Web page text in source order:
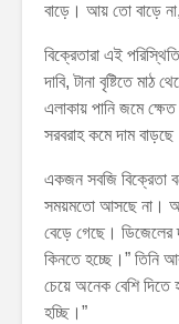
বাড়ে। আয় তো বাড়ে
বিক্রেতারা এই
দাবি, টানা বৃষ্টিতে
এলাকায় পানি জমে
সরবরাহ কমে দাম
একজন সবজি বিক্রেতা
সময়মতো আসছে না।
বেড়ে গেছে। ডিজেলের
কিনতে হচ্ছে।” তিনি
চেয়ে অনেক বেশি দিতে
হচ্ছি।”